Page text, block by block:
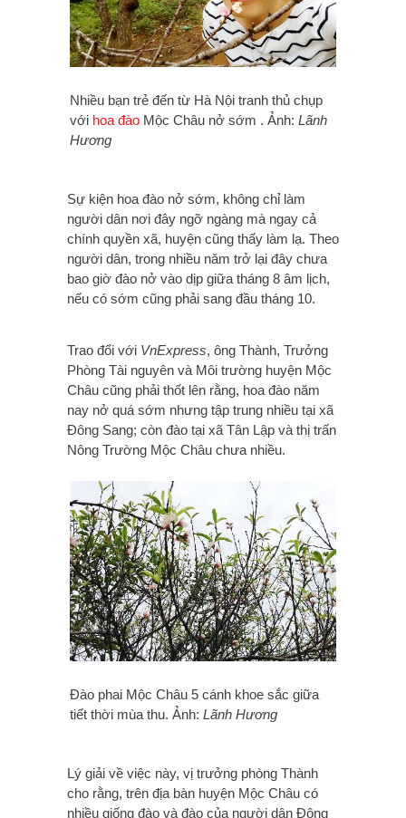
Nhiều bạn trẻ đến từ Hà Nội tranh thủ chụp
với hoa đào Mộc Châu nở sớm . Ảnh: Lãnh
Hương
Sự kiện hoa đào nở sớm, không chỉ làm
người dân nơi đây ngỡ ngàng mà ngay cả
chính quyền xã, huyện cũng thấy làm lạ. Theo
người dân, trong nhiều năm trở lại đây chưa
bao giờ đào nở vào dịp giữa tháng 8 âm lịch,
nếu có sớm cũng phải sang đầu tháng 10.
Trao đổi với VnExpress, ông Thành, Trưởng
Phòng Tài nguyên và Môi trường huyện Mộc
Châu cũng phải thốt lên rằng, hoa đào năm
nay nở quá sớm nhưng tập trung nhiều tại xã
Đông Sang; còn đào tại xã Tân Lập và thị trấn
Nông Trường Mộc Châu chưa nhiều.
Đào phai Mộc Châu 5 cánh khoe sắc giữa
tiết thời mùa thu. Ảnh: Lãnh Hương
Lý giải về việc này, vị trưởng phòng Thành
cho rằng, trên địa bàn huyện Mộc Châu có
nhiều giống đào và đào của người dân Đông